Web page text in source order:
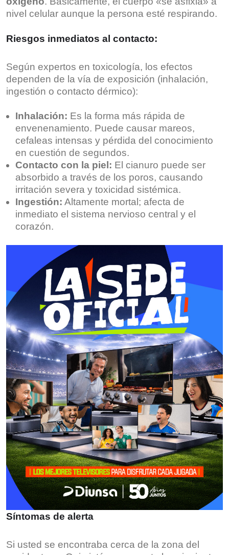
nivel celular aunque la persona esté respirando.
Riesgos inmediatos al contacto:
Según expertos en toxicología, los efectos
dependen de la vía de exposición (inhalación,
ingestión o contacto dérmico):
Inhalación: Es la forma más rápida de
envenenamiento. Puede causar mareos,
cefaleas intensas y pérdida del conocimiento
en cuestión de segundos.
Contacto con la piel: El cianuro puede ser
absorbido a través de los poros, causando
irritación severa y toxicidad sistémica.
Ingestión: Altamente mortal; afecta de
inmediato el sistema nervioso central y el
corazón.
Síntomas de alerta
Si usted se encontraba cerca de la zona del